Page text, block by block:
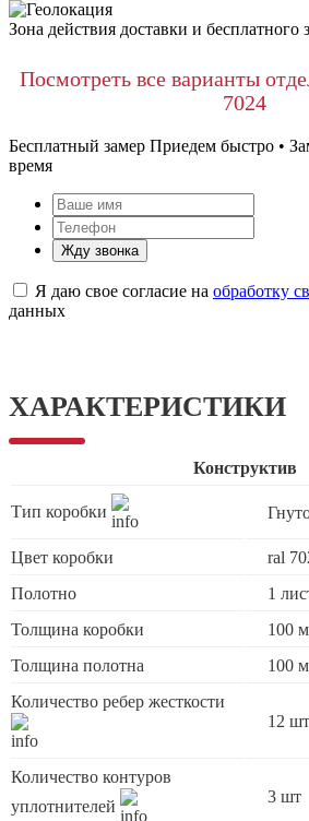
Зона действия доставки и бесплатного
Посмотреть все варианты
7024
Бесплатный замер Приедем быстро •
время
Жду звонка
Я даю свое согласие на обработку
данных
ХАРАКТЕРИСТИКИ
Конструктив
Тип коробки
Цвет коробки
ral
Полотно
1
Толщина коробки
100
Толщина полотна
100
Количество ребер жесткости
12 шт
Количество контуров
уплотнителей
3 шт